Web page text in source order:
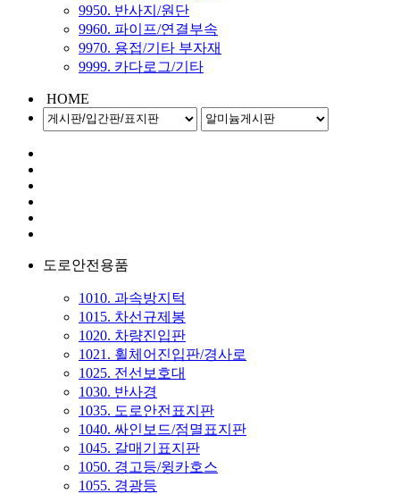
9950. 반사지/원단
9960. 파이프/연결부속
9970. 용접/기타 부자재
9999. 카다로그/기타
HOME
도로안전용품
1010. 과속방지턱
1015. 차선규제봉
1020. 차량진입판
1021. 휠체어진입판/경사로
1025. 전선보호대
1030. 반사경
1035. 도로안전표지판
1040. 싸인보드/점멸표지판
1045. 갈매기표지판
1050. 경고등/윙카호스
1055. 경광등